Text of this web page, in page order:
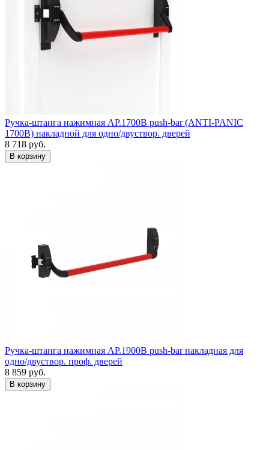
Ручка-штанга нажимная AP.1700B push-bar (ANTI-PANIC
1700В) накладной для одно/двуствор. дверей
8 718 руб.
Ручка-штанга нажимная AP.1900B push-bar накладная для
одно/двуствор. проф. дверей
8 859 руб.